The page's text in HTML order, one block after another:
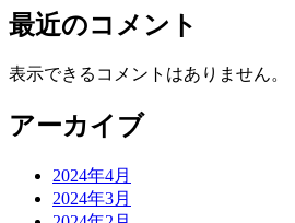
最近のコメント
表示できるコメントはありません。
アーカイブ
2024年4月
2024年3月